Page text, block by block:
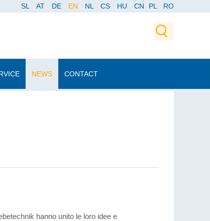
SL AT DE EN NL CS HU CN PL RO
NEWS CONTACT
hanno unito le loro idee e